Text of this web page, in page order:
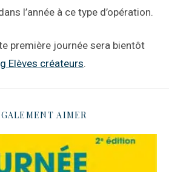
l’année à ce type d’opération.
première journée sera bientôt
Elèves créateurs.
AIMER